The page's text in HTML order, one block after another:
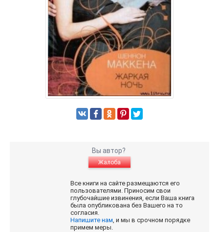
Вы автор?
Жалоба
Все книги на сайте размещаются его
пользователями. Приносим свои
глубочайшие извинения, если Ваша книга
была опубликована без Вашего на то
согласия.
Напишите нам, и мы в срочном порядке
примем меры.